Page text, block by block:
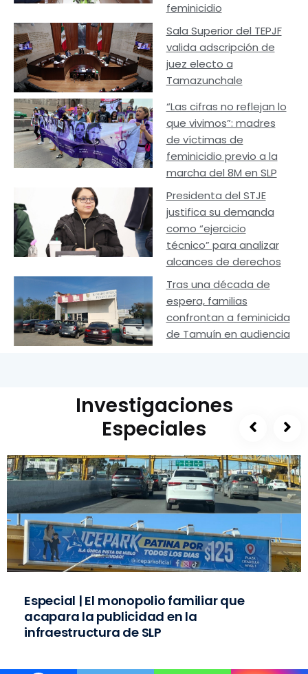
feminicidio
Sala Superior del TEPJF
valida adscripción de
juez electo a
Tamazunchale
“Las cifras no reflejan lo
que vivimos”: madres
de víctimas de
feminicidio previo a la
marcha del 8M en SLP
Presidenta del STJE
justifica su demanda
como “ejercicio
técnico” para analizar
alcances de derechos
Tras una década de
espera, familias
confrontan a feminicida
de Tamuín en audiencia
Investigaciones
Especiales
Especial | El monopolio familiar que
acapara la publicidad en la
infraestructura de SLP